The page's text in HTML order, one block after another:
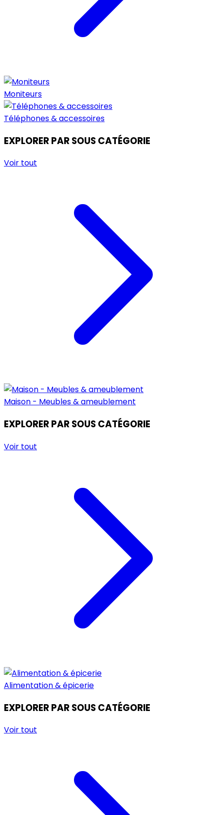
Moniteurs
Téléphones & accessoires
EXPLORER PAR SOUS CATÉGORIE
Voir tout
Maison - Meubles & ameublement
EXPLORER PAR SOUS CATÉGORIE
Voir tout
Alimentation & épicerie
EXPLORER PAR SOUS CATÉGORIE
Voir tout